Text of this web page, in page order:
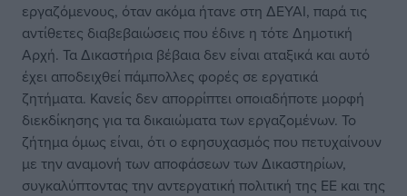
εργαζόμενους, όταν ακόμα ήτανε στη ΔΕΥΑΙ, παρά τις
αντίθετες διαβεβαιώσεις που έδινε η τότε Δημοτική
Αρχή. Τα Δικαστήρια βέβαια δεν είναι αταξικά και αυτό
έχει αποδειχθεί πάμπολλες φορές σε εργατικά
ζητήματα. Κανείς δεν απορρίπτει οποιαδήποτε μορφή
διεκδίκησης για τα δικαιώματα των εργαζομένων. Το
ζήτημα όμως είναι, ότι ο εφησυχασμός που πετυχαίνουν
με την αναμονή των αποφάσεων των Δικαστηρίων,
συγκαλύπτοντας την αντεργατική πολιτική της ΕΕ και της